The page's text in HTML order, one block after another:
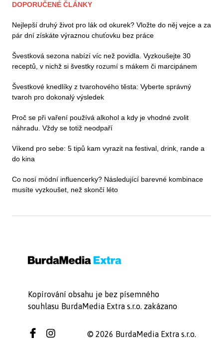
DOPORUČENÉ ČLÁNKY
Nejlepší druhý život pro lák od okurek? Vložte do něj vejce a za
pár dní získáte výraznou chuťovku bez práce
Švestková sezona nabízí víc než povidla. Vyzkoušejte 30
receptů, v nichž si švestky rozumí s mákem či marcipánem
Švestkové knedlíky z tvarohového těsta: Vyberte správný
tvaroh pro dokonalý výsledek
Proč se při vaření používá alkohol a kdy je vhodné zvolit
náhradu. Vždy se totiž neodpaří
Víkend pro sebe: 5 tipů kam vyrazit na festival, drink, rande a
do kina
Co nosí módní influencerky? Následující barevné kombinace
musíte vyzkoušet, než skončí léto
Kopírování obsahu je bez písemného
souhlasu BurdaMedia Extra s.r.o. zakázano
© 2026 BurdaMedia Extra s.r.o.